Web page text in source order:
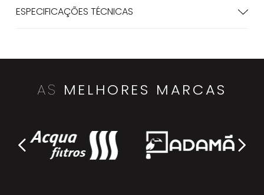
ESPECIFICAÇÕES TÉCNICAS
AS MELHORES MARCAS